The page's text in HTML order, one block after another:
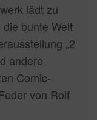
lädt zu
bunte Welt
„2
andere
Comic-
von Rolf